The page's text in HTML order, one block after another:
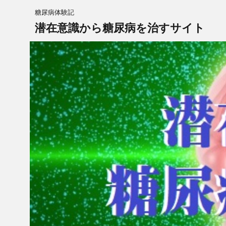
糖尿病体験記
潜在意識から糖尿病を治すサイト